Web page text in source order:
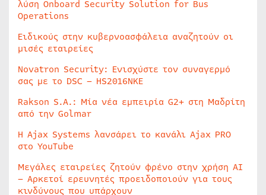
λύση Onboard Security Solution for Bus
Operations
Ειδικούς στην κυβερνοασφάλεια αναζητούν οι
μισές εταιρείες
Novatron Security: Ενισχύστε τον συναγερμό
σας με το DSC – HS2016NKE
Rakson S.A.: Μία νέα εμπειρία G2+ στη Μαδρίτη
από την Golmar
Η Ajax Systems λανσάρει το κανάλι Ajax PRO
στο YouTube
Μεγάλες εταιρείες ζητούν φρένο στην χρήση AI
– Αρκετοί ερευνητές προειδοποιούν για τους
κινδύνους που υπάρχουν